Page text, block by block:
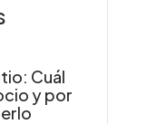
Cuál
y por